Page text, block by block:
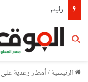
بحث عن
الرئيسية/أمطار رعدية